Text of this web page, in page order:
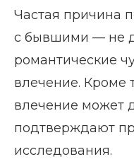
Частая причина
с бывшими — не
романтические
влечение. Кроме
влечение может
подтверждают
исследования.